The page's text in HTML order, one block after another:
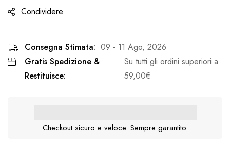
Condividere
Consegna Stimata: 09 - 11 Ago, 2026
Gratis Spedizione &
Restituisce:
Su tutti gli ordini superiori a
59,00€
Checkout sicuro e veloce. Sempre garantito.